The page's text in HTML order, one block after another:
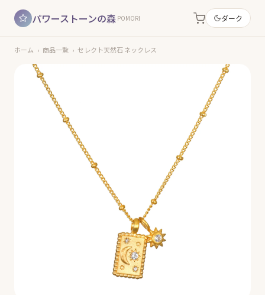
パワーストーンの森 POMORI ダーク
ホーム › 商品一覧 › セレクト天然石 ネックレス